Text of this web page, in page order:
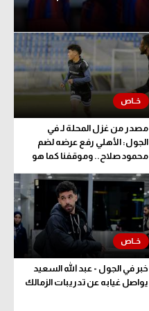
مصدر من غزل المحلة لـ في
الجول: الأهلي رفع عرضه لضم
محمود صلاح.. وموقفنا كما هو
خبر في الجول - عبد الله السعيد
يواصل غيابه عن تدريبات الزمالك